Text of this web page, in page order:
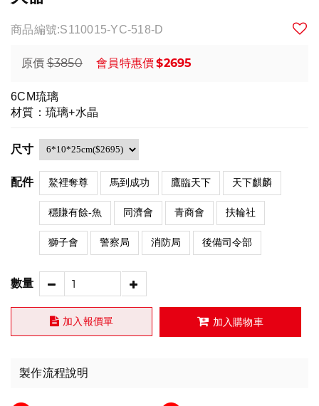
商品編號:S110015-YC-518-D
原價 $3850 會員特惠價$2695
6CM琉璃
材質：琉璃+水晶
尺寸
配件 鰲裡奪尊 馬到成功 鷹臨天下 天下麒麟
穩賺有餘-魚 同濟會 青商會 扶輪社
獅子會 警察局 消防局 後備司令部
數量
加入報價單 加入購物車
製作流程說明